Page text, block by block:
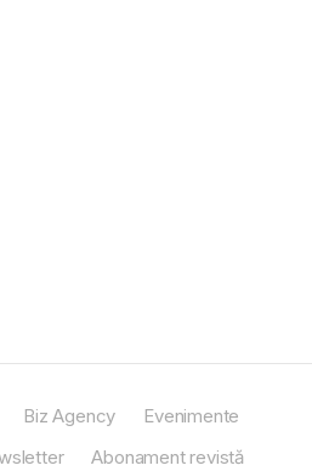
Biz Agency
Evenimente
Abonament revistă